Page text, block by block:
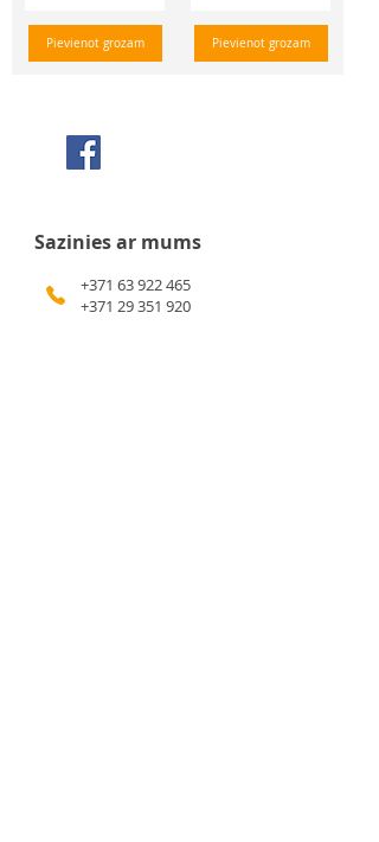
Pievienot grozam Pievienot grozam
Sazinies ar mums
+371 63 922 465
+371 29 351 920